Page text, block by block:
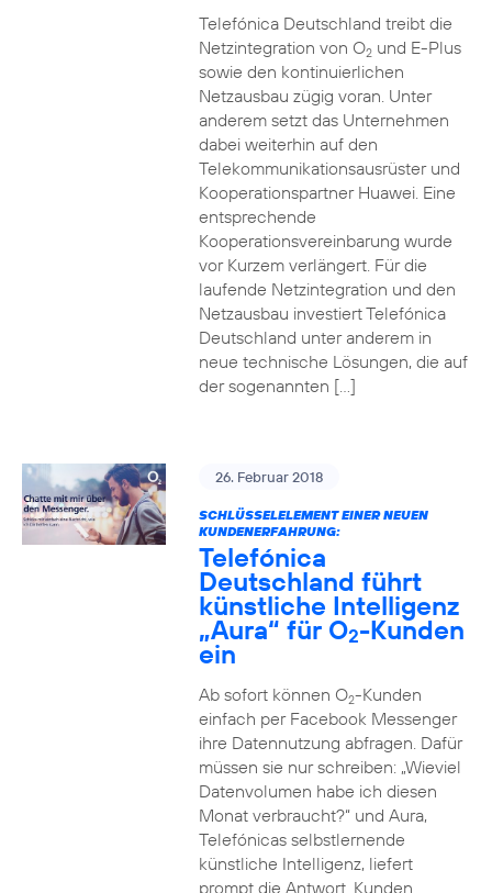
Telefónica Deutschland treibt die
Netzintegration von O2und E-Plus
sowie den kontinuierlichen
Netzausbau zügig voran. Unter
anderem setzt das Unternehmen
dabei weiterhin auf den
Telekommunikationsausrüster und
Kooperationspartner Huawei. Eine
entsprechende
Kooperationsvereinbarung wurde
vor Kurzem verlängert. Für die
laufende Netzintegration und den
Netzausbau investiert Telefónica
Deutschland unter anderem in
neue technische Lösungen, die auf
der sogenannten […]
26. Februar 2018
SCHLÜSSELELEMENT EINER NEUEN
KUNDENERFAHRUNG:
Telefónica
Deutschland führt
künstliche Intelligenz
„Aura“ für O2-Kunden
ein
Ab sofort können O2-Kunden
einfach per Facebook Messenger
ihre Datennutzung abfragen. Dafür
müssen sie nur schreiben: „Wieviel
Datenvolumen habe ich diesen
Monat verbraucht?“ und Aura,
Telefónicas selbstlernende
künstliche Intelligenz, liefert
prompt die Antwort. Kunden